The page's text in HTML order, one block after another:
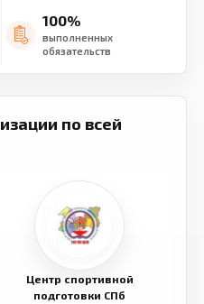
100%
выполненных
обязательств
по всей
Центр спортивной
подготовки СПб